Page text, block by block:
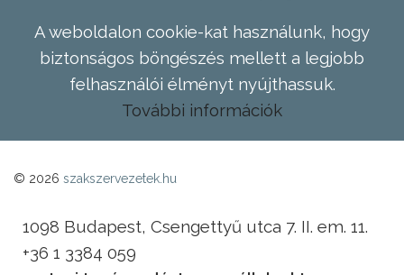
A weboldalon cookie-kat használunk, hogy
biztonságos böngészés mellett a legjobb
felhasználói élményt nyújthassuk.
További információk
© 2026 szakszervezetek.hu
1098 Budapest, Csengettyű utca 7. II. em. 11.
+36 1 3384 059